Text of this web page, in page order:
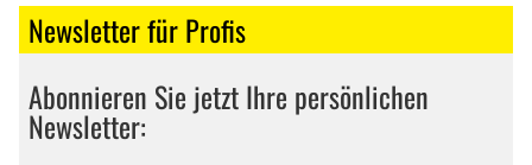
Newsletter für Profis
Abonnieren Sie jetzt Ihre persönlichen
Newsletter: